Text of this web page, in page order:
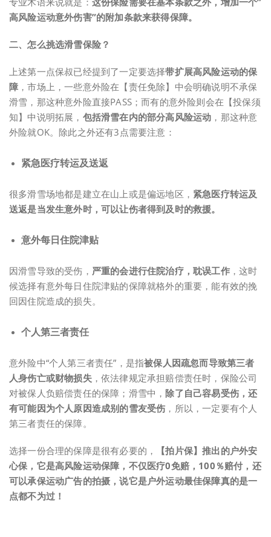
高风险运动意外伤害”的附加条款来获得保障。
二、怎么挑选滑雪保险？
上述第一点保叔已经提到了一定要选择带扩展高风险运动的保
障 ，市场上，一些意外险在【责任免除】中会明确说明不承保
滑雪，那这种意外险直接PASS；而有的意外险则会在【投保须
知】中说明拓展， 包括滑雪在内的部分高风险运动 ，那这种意
外险就OK。除此之外还有3点需要注意：
紧急医疗转运及送返
很多滑雪场地都是建立在山上或是偏远地区， 紧急医疗转运及
送返是当发生意外时，可以让伤者得到及时的救援。
意外每日住院津贴
因滑雪导致的受伤， 严重的会进行住院治疗，耽误工作，这时
候选择有意外每日住院津贴的保障就格外的重要，能有效的挽
回因住院造成的损失。
个人第三者责任
意外险中“个人第三者责任”，是指被保人因疏忽而导致第三者
人身伤亡或财物损失，依法律规定承担赔偿责任时，保险公司
对被保人负赔偿责任的保障；滑雪中，除了自己容易受伤，还
有可能因为个人原因造成别的雪友受伤 ，所以，一定要有个人
第三者责任的保障。
选择一份合理的保障是很有必要的，
【拍片保】推出的户外安
心保， 它是高风险运动保障，不仅医疗0免赔，100％赔付，还
可以承保运动广告的拍摄，说它是户外运动最佳保障真的是一
点都不为过！